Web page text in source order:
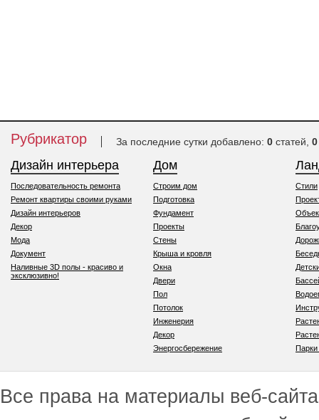
Рубрикатор За последние сутки добавлено: 0 статей, 0
Дизайн интерьера
Последовательность ремонта
Ремонт квартиры своими руками
Дизайн интерьеров
Декор
Мода
Документ
Наливные 3D полы - красиво и
эксклюзивно!
Дом
Строим дом
Подготовка
Фундамент
Проекты
Стены
Крыша и кровля
Окна
Двери
Пол
Потолок
Инженерия
Декор
Энергосбережение
Стили
Все права на материалы веб-